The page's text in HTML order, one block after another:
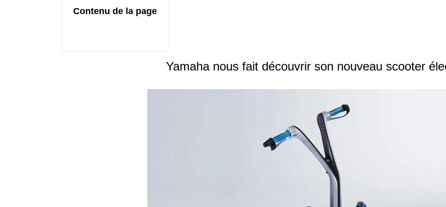
Contenu de la page
Yamaha nous fait découvrir son nouveau scooter